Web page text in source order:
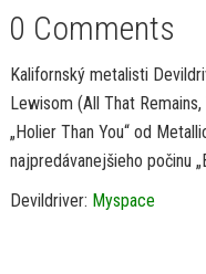
0 Comments
Kalifornský metalisti
Lewisom (All That
„Holier Than You“ od
najpredávanejšieho počinu
Devildriver: Myspace